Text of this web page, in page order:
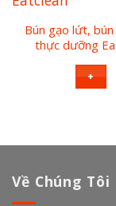
Bún gạo lứt,
thực dưỡng
+
Về Chúng Tôi